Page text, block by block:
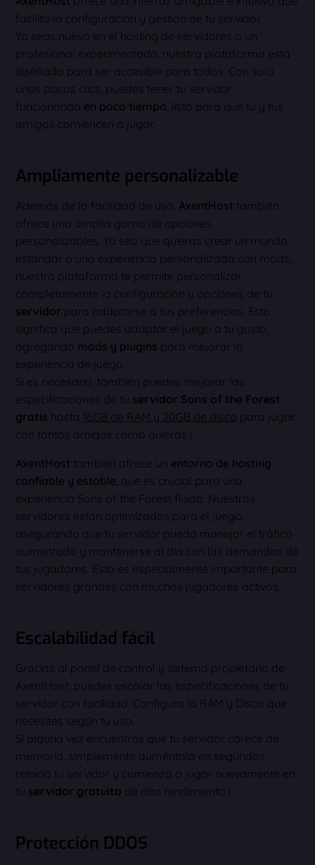
facilita la configuración y gestión de tu servidor.
Ya seas nuevo en el hosting de servidores o un
profesional experimentado, nuestra plataforma está
diseñada para ser accesible para todos. Con solo
unos pocos clics, puedes tener tu servidor
funcionando en poco tiempo, listo para que tú y tus
amigos comiencen a jugar.
Ampliamente personalizable
Además de la facilidad de uso, AxentHost también
ofrece una amplia gama de opciones
personalizables. Ya sea que quieras crear un mundo
estándar o una experiencia personalizada con mods,
nuestra plataforma te permite personalizar
completamente la configuración y opciones de tu
servidor para adaptarse a tus preferencias. Esto
significa que puedes adaptar el juego a tu gusto,
agregando mods y plugins para mejorar la
experiencia de juego.
Si es necesario, también puedes mejorar las
especificaciones de tu servidor Sons of the Forest
gratis hasta 16GB de RAM y 20GB de disco para jugar
con tantos amigos como quieras !
AxentHost también ofrece un entorno de hosting
confiable y estable, que es crucial para una
experiencia Sons of the Forest fluida. Nuestros
servidores están optimizados para el juego,
asegurando que tu servidor pueda manejar el tráfico
aumentado y mantenerse al día con las demandas de
tus jugadores. Esto es especialmente importante para
servidores grandes con muchos jugadores activos.
Escalabilidad fácil
Gracias al panel de control y sistema propietario de
AxentHost, puedes escalar las especificaciones de tu
servidor con facilidad. Configura la RAM y Disco que
necesites según tu uso.
Si alguna vez encuentras que tu servidor carece de
memoria, simplemente auméntala en segundos,
reinicia tu servidor y comienza a jugar nuevamente en
tu servidor gratuito de alto rendimiento !
Protección DDOS